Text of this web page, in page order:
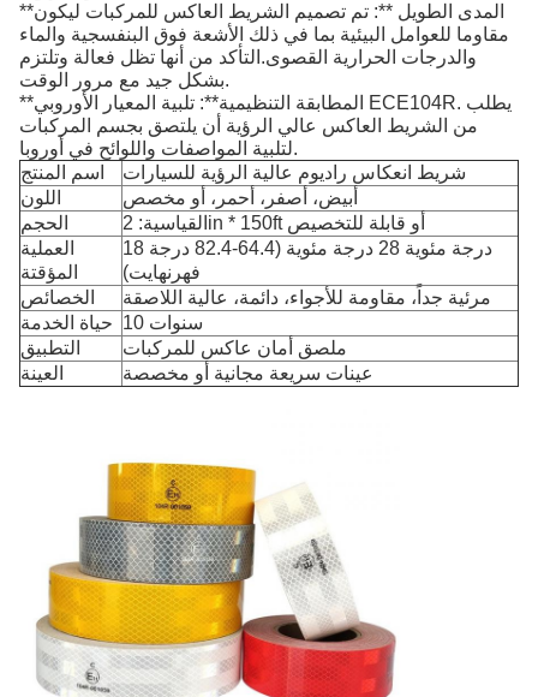
**المدى الطويل **: تم تصميم الشريط العاكس للمركبات ليكون
مقاوما للعوامل البيئية بما في ذلك الأشعة فوق البنفسجية والماء
والدرجات الحرارية القصوى.التأكد من أنها تظل فعالة وتلتزم
بشكل جيد مع مرور الوقت.
**المطابقة التنظيمية**: تلبية المعيار الأوروبي ECE104R. يطلب
من الشريط العاكس عالي الرؤية أن يلتصق بجسم المركبات
لتلبية المواصفات واللوائح في أوروبا.
اسم المنتج
شريط انعكاس راديوم عالية الرؤية للسيارات
اللون
أبيض، أصفر، أحمر، أو مخصص
الحجم
القياسية: 2in * 150ft أو قابلة للتخصيص
العملية
المؤقتة
18 درجة مئوية 28 درجة مئوية (64.4-82.4 درجة
فهرنهايت)
الخصائص
مرئية جداً، مقاومة للأجواء، دائمة، عالية اللاصقة
حياة الخدمة
10 سنوات
التطبيق
ملصق أمان عاكس للمركبات
العينة
عينات سريعة مجانية أو مخصصة